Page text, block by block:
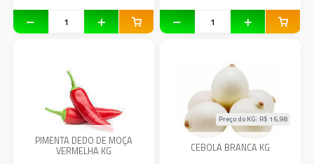
PIMENTA DEDO DE MOÇA
VERMELHA KG CEBOLA BRANCA KG
Preço do KG: R$ 16,98